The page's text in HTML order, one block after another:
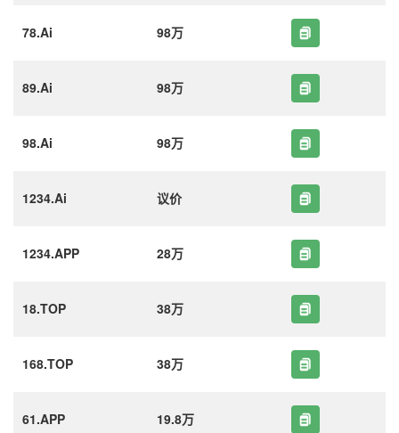
78.Ai 98万
89.Ai 98万
98.Ai 98万
1234.Ai 议价
1234.APP 28万
18.TOP 38万
168.TOP 38万
61.APP 19.8万